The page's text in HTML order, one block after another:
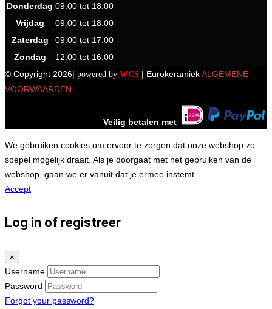
Donderdag 09:00 tot 18:00
Vrijdag
09:00 tot 18:00
Zaterdag
09:00 tot 17:00
Zondag
12:00 tot 16:00
© Copyright 2026| powered by WCS | EurokeramiekALGEMENE
VOORWAARDEN
Veilig betalen met
We gebruiken cookies om ervoor te zorgen dat onze webshop zo
soepel mogelijk draait. Als je doorgaat met het gebruiken van de
webshop, gaan we er vanuit dat je ermee instemt.
Accept
Log in of registreer
×
Username
Password
Forgot your password?